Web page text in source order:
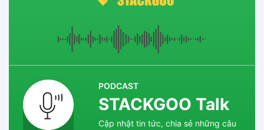
PODCAST
STACKGOO Talk
Cập nhật tin tức, chia sẻ những câu